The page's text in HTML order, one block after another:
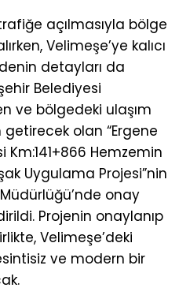
açılmasıyla bölge
Velimeşe’ye kalıcı
detayları da
Belediyesi
ve bölgedeki ulaşım
olan “Ergene
Hemzemin
Uygulama Projesi”nin
onay
Projenin onaylanıp
Velimeşe’deki
ve modern bir